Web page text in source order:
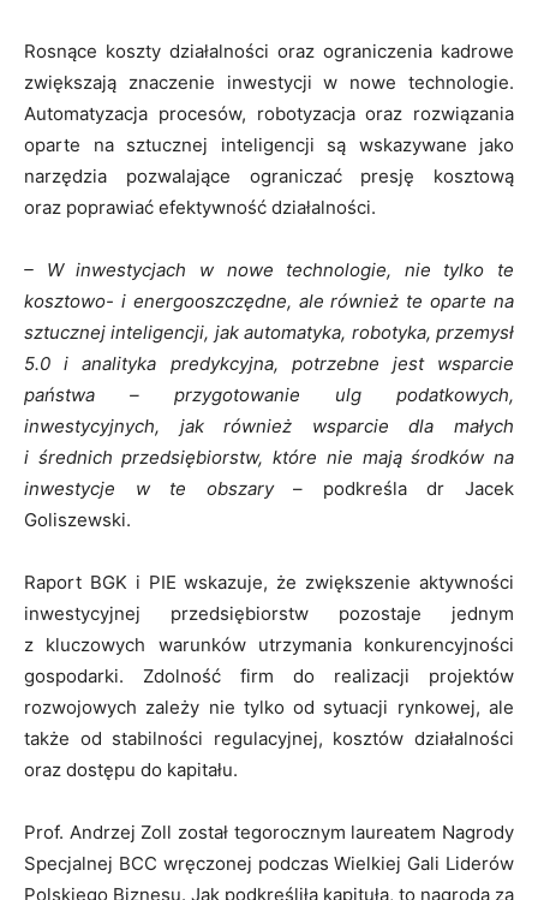
Rosnące koszty działalności oraz ograniczenia kadrowe
zwiększają znaczenie inwestycji w nowe technologie.
Automatyzacja procesów, robotyzacja oraz rozwiązania
oparte na sztucznej inteligencji są wskazywane jako
narzędzia pozwalające ograniczać presję kosztową
oraz poprawiać efektywność działalności.
– W inwestycjach w nowe technologie, nie tylko te
kosztowo- i energooszczędne, ale również te oparte na
sztucznej inteligencji, jak automatyka, robotyka, przemysł
5.0 i analityka predykcyjna, potrzebne jest wsparcie
państwa – przygotowanie ulg podatkowych,
inwestycyjnych, jak również wsparcie dla małych
i średnich przedsiębiorstw, które nie mają środków na
inwestycje w te obszary– podkreśla dr Jacek
Goliszewski.
Raport BGK i PIE wskazuje, że zwiększenie aktywności
inwestycyjnej przedsiębiorstw pozostaje jednym
z kluczowych warunków utrzymania konkurencyjności
gospodarki. Zdolność firm do realizacji projektów
rozwojowych zależy nie tylko od sytuacji rynkowej, ale
także od stabilności regulacyjnej, kosztów działalności
oraz dostępu do kapitału.
Prof. Andrzej Zoll został tegorocznym laureatem Nagrody
Specjalnej BCC wręczonej podczas Wielkiej Gali Liderów
Polskiego Biznesu. Jak podkreśliła kapituła, to nagroda za